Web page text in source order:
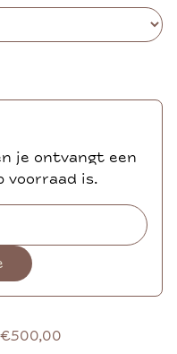
je ontvangt een
voorraad is.